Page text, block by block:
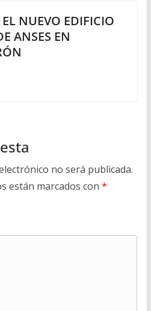
NUEVO EDIFICIO
ANSES EN
no será publicada.
están marcados con *